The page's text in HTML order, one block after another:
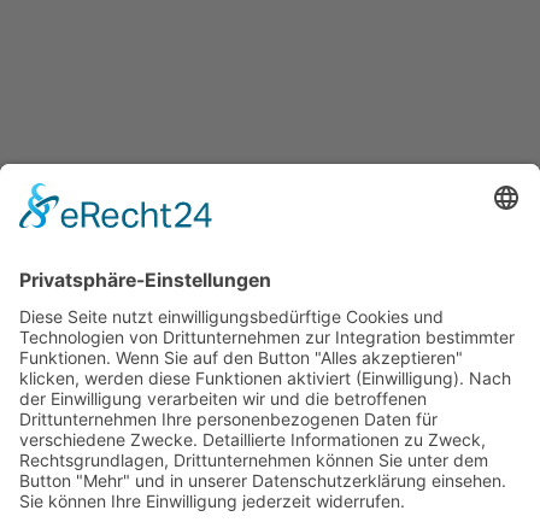
Herzlich Willkommen Ihr Oliver Schirmer & Team
Kontakt:
Oliver Schirmer
Schwarzwaldstr.8
76661 Philippsburg
Kontaktformular
Disclaimer / Haftungsausschluss
Kampagnentransparenzerklärung